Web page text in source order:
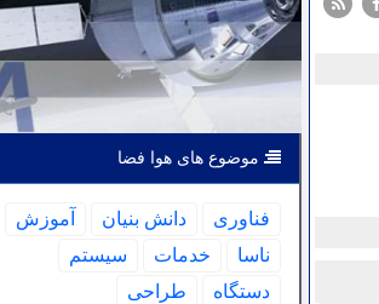
موضوع های هوا فضا
فناوری دانش بنیان
آموزش
ناسا
خدمات
سیستم
دستگاه
طراحی